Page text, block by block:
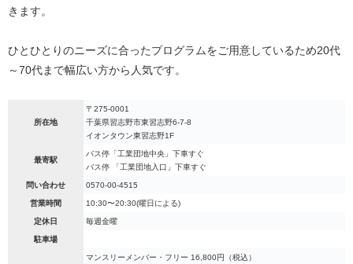
きます。
ひとひとりのニーズに合ったプログラムをご用意しているため20代
～70代まで幅広い方から人気です。
所在地
〒275-0001
千葉県習志野市東習志野6-7-8
イオンタウン東習志野1F
最寄駅
バス停「工業団地中央」下車すぐ
バス停 「工業団地入口」下車すぐ
問い合わせ 0570-00-4515
営業時間 10:30〜20:30(曜日による)
定休日 毎週金曜
駐車場
マンスリーメンバー・フリー 16,800円（税込）